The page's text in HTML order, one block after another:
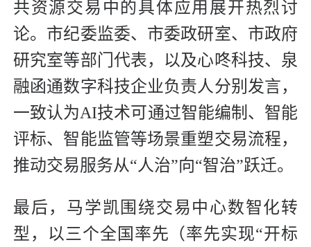
共资源交易中的具体应用展开热烈讨
论。市纪委监委、市委政研室、市政府
研究室等部门代表，以及心咚科技、泉
融函通数字科技企业负责人分别发言，
一致认为AI技术可通过智能编制、智能
评标、智能监管等场景重塑交易流程，
推动交易服务从“人治”向“智治”跃迁。
最后，马学凯围绕交易中心数智化转
型，以三个全国率先（率先实现“开标